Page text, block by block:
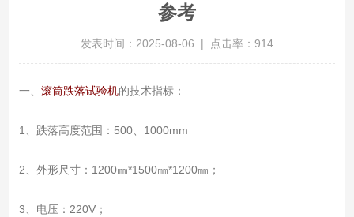
参考
发表时间：2025-08-06 | 点击率：914
一、 滚筒跌落试验机的技术指标：
1、跌落高度范围：500、1000mm
2、外形尺寸：1200㎜*1500㎜*1200㎜；
3、电压：220V；